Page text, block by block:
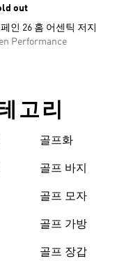
out
인 26 홈 어센틱 저지
Performance
고리
골프화
골프 바지
골프 모자
골프 가방
골프 장갑